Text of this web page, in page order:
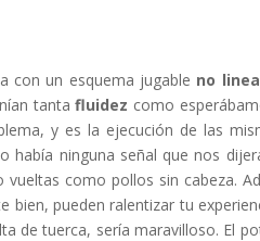
con un esquema jugable no
tanta fluidez como
y es la ejecución de las
había ninguna señal que nos
vueltas como pollos sin cabeza.
bien, pueden ralentizar tu
de tuerca, sería maravilloso. El